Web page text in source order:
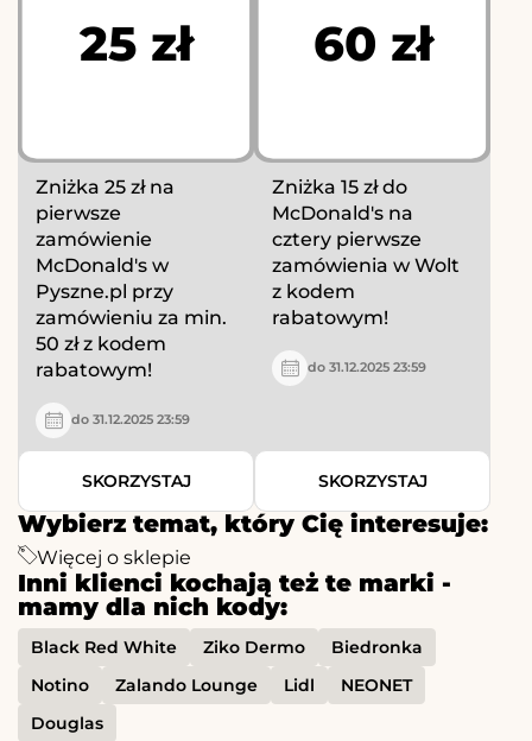
Wybierz temat, który Cię interesuje:
Więcej o sklepie
Inni klienci kochają też te marki -
mamy dla nich kody:
Black Red White Ziko Dermo
Biedronka
Notino
Zalando Lounge Lidl
NEONET
Douglas
25 zł
Zniżka 25 zł na
pierwsze
zamówienie
McDonald's w
Pyszne.pl przy
zamówieniu za min.
50 zł z kodem
rabatowym!
do 31.12.2025 23:59
SKORZYSTAJ
60 zł
Zniżka 15 zł do
McDonald's na
cztery pierwsze
zamówienia w Wolt
z kodem
rabatowym!
do 31.12.2025 23:59
SKORZYSTAJ